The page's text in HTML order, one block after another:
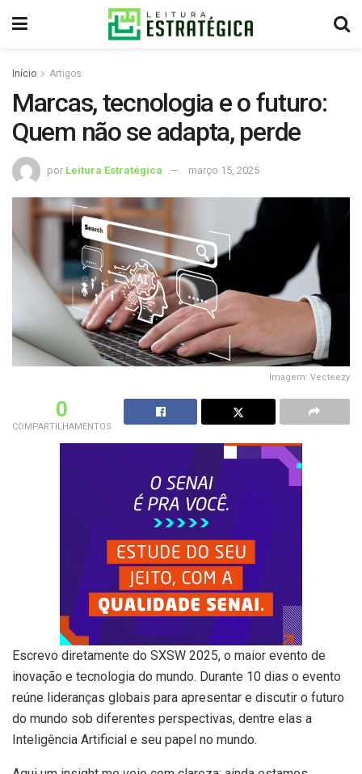
Início Artigos
Marcas, tecnologia e o futuro:
Quem não se adapta, perde
por Leitura Estratégica março 15, 2025
Imagem: Vecteezy
0
COMPARTILHAMENTOS
Escrevo diretamente do SXSW 2025, o maior evento de
inovação e tecnologia do mundo. Durante 10 dias o evento
reúne lideranças globais para apresentar e discutir o futuro
do mundo sob diferentes perspectivas, dentre elas a
Inteligência Artificial e seu papel no mundo.